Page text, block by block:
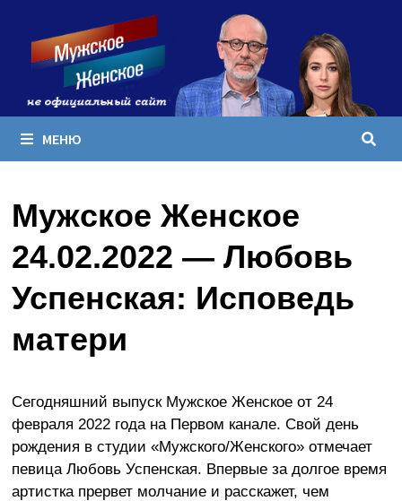
содержимому
МЕНЮ
Мужское Женское
24.02.2022 — Любовь
Успенская: Исповедь
матери
Сегодняшний выпуск Мужское Женское от 24
февраля 2022 года на Первом канале. Свой день
рождения в студии «Мужского/Женского» отмечает
певица Любовь Успенская. Впервые за долгое время
артистка прервет молчание и расскажет, чем